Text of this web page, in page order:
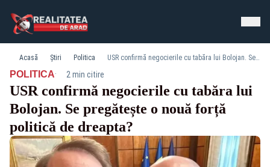
Acasă Știri Politica USR confirmă negocierile cu tabăra lui Bolojan. Se pregătește o nouă forță politică de dreapta?
POLITICA· 2 min citire
USR confirmă negocierile cu tabăra lui
Bolojan. Se pregătește o nouă forță
politică de dreapta?